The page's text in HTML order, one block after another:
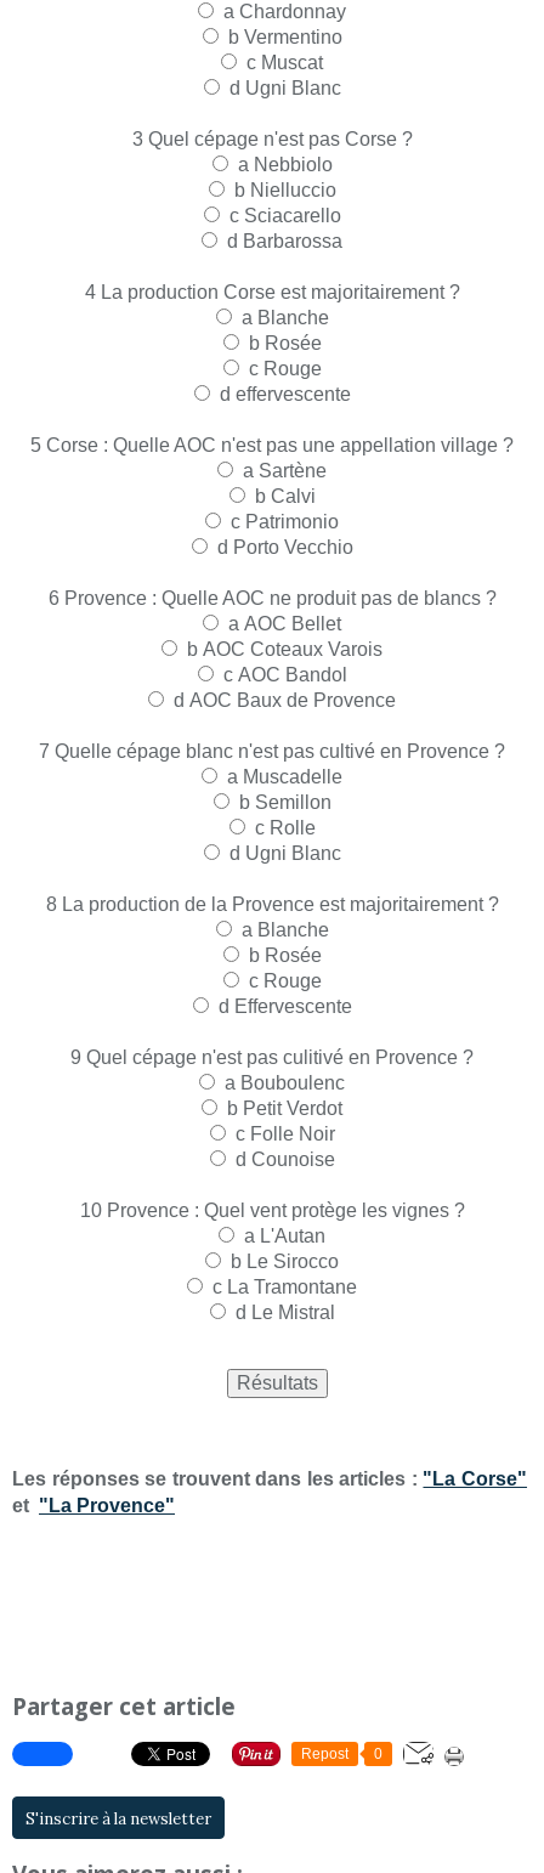
a Chardonnay
b Vermentino
c Muscat
d Ugni Blanc
3 Quel cépage n'est pas Corse ?
a Nebbiolo
b Nielluccio
c Sciacarello
d Barbarossa
4 La production Corse est majoritairement ?
a Blanche
b Rosée
c Rouge
d effervescente
5 Corse : Quelle AOC n'est pas une appellation village ?
a Sartène
b Calvi
c Patrimonio
d Porto Vecchio
6 Provence : Quelle AOC ne produit pas de blancs ?
a AOC Bellet
b AOC Coteaux Varois
c AOC Bandol
d AOC Baux de Provence
7 Quelle cépage blanc n'est pas cultivé en Provence ?
a Muscadelle
b Semillon
c Rolle
d Ugni Blanc
8 La production de la Provence est majoritairement ?
a Blanche
b Rosée
c Rouge
d Effervescente
9 Quel cépage n'est pas culitivé en Provence ?
a Bouboulenc
b Petit Verdot
c Folle Noir
d Counoise
10 Provence : Quel vent protège les vignes ?
a L'Autan
b Le Sirocco
c La Tramontane
d Le Mistral
Les réponses se trouvent dans les articles : "La Corse"
et "La Provence"
Partager cet article
Repost 0
S'inscrire à la newsletter